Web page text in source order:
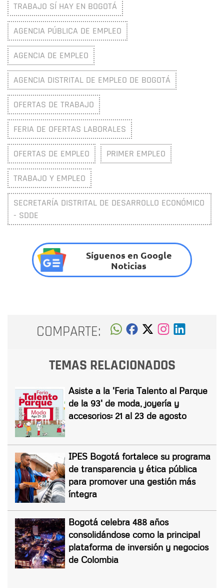
TRABAJO SÍ HAY EN BOGOTÁ
AGENCIA PÚBLICA DE EMPLEO
AGENCIA DE EMPLEO
AGENCIA DISTRITAL DE EMPLEO DE BOGOTÁ
OFERTAS DE TRABAJO
FERIA DE OFERTAS LABORALES
OFERTAS DE EMPLEO PRIMER EMPLEO
TRABAJO Y EMPLEO
SECRETARÍA DISTRITAL DE DESARROLLO ECONÓMICO
- SDDE
Síguenos en Google
Noticias
COMPARTE:
TEMAS RELACIONADOS
Asiste a la 'Feria Talento al Parque
de la 93' de moda, joyería y
accesorios: 21 al 23 de agosto
IPES Bogotá fortalece su programa
de transparencia y ética pública
para promover una gestión más
íntegra
Bogotá celebra 488 años
consolidándose como la principal
plataforma de inversión y negocios
de Colombia